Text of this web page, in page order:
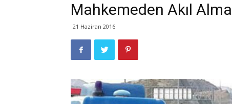
Mahkemeden Akıl
21 Haziran 2016